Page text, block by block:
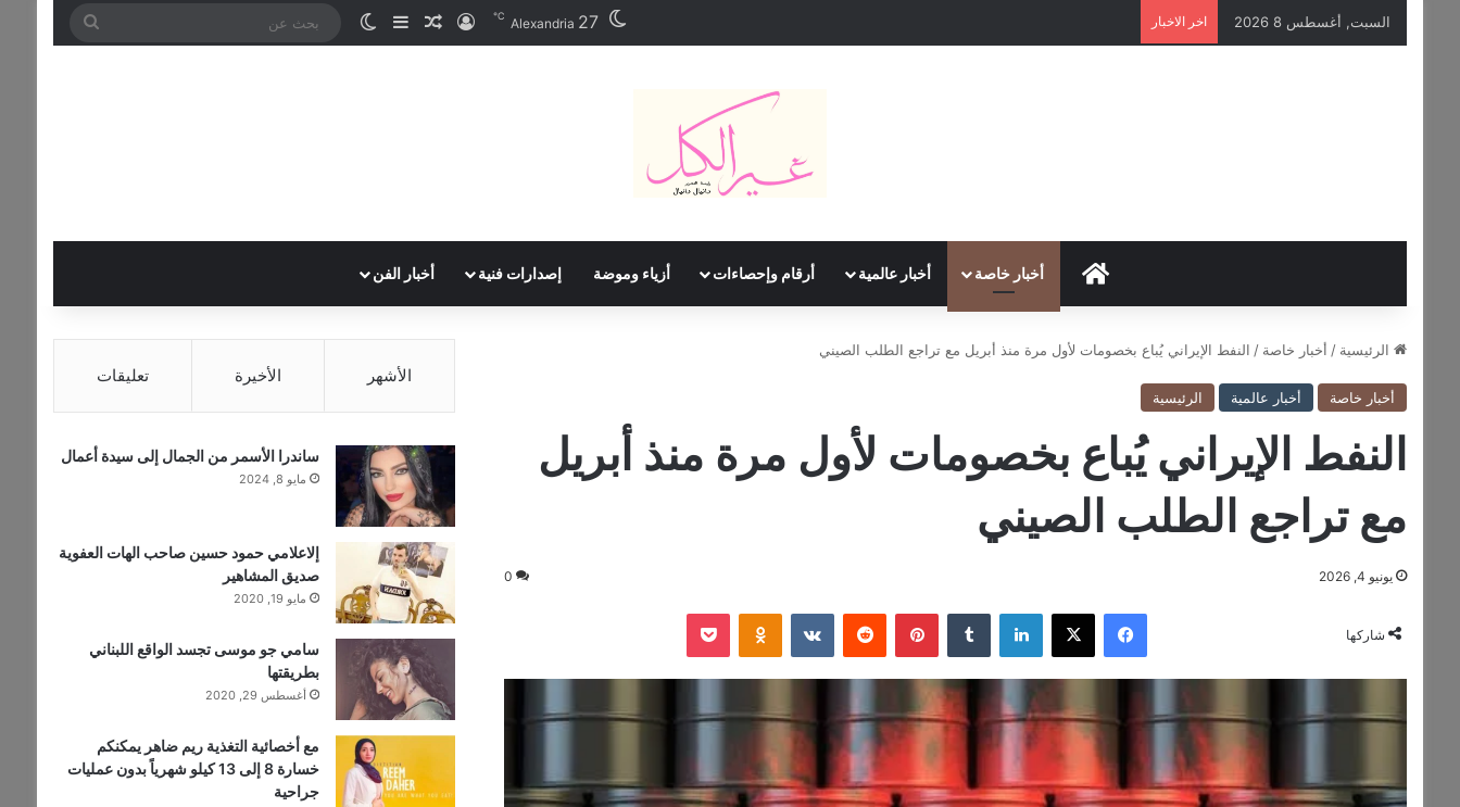
السبت, أغسطس 8 2026 اخر الاخبار Alexandria 27
℃ تسجيل الدخول
مقال عشوائي
إضافة عمود جانبي
الوضع المظلم
HOMEأخبار خاصة أخبار عالمية أرقام وإحصاءات أزياء وموضة إصدارات فنية أخبار الفن
الرئيسية / أخبار خاصة / النفط الإيراني يُباع بخصومات لأول مرة منذ أبريل مع تراجع الطلب الصيني
أخبار خاصة أخبار عالمية الرئيسية
النفط الإيراني يُباع بخصومات لأول مرة منذ أبريل
مع تراجع الطلب الصيني
يونيو 4, 2026 0
شاركها
فيسبوك ‫X لينكدإن ‏Tumblr بينتيريست ‏Reddit
‏VKontakte
Odnoklassniki
‫Pocket
الأشهر الأخيرة تعليقات
ساندرا الأسمر من الجمال إلى سيدة أعمال
مايو 8, 2024
إلاعلامي حمود حسين صاحب الهات العفوية
صديق المشاهير
مايو 19, 2020
سامي جو موسى تجسد الواقع اللبناني
بطريقتها
أغسطس 29, 2020
مع أخصائية التغذية ريم ضاهر يمكنكم
خسارة 8 إلى 13 كيلو شهرياً بدون عمليات
جراحية